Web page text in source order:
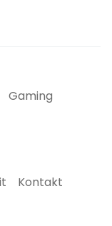
Gaming
Kontakt